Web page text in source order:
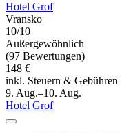
Hotel Grof
Vransko
10/10
Außergewöhnlich
(97 Bewertungen)
148 €
inkl. Steuern & Gebühren
9. Aug.–10. Aug.
Hotel Grof